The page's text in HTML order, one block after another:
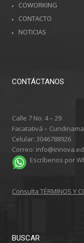
COWORKING
CONTACTO
NOTICIAS
CONTÁCTANOS
Calle 7 No. 4 – 29
Facatativá –
Celular: 3046788926
Correo:
Escríbenos por
Consulta TÉRMINOS Y
BUSCAR